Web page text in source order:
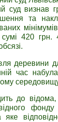
суд визнав
та
420 грн.
деревини
час
відома,
яке